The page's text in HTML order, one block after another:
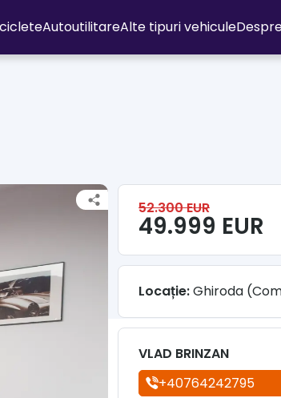
AutoutilitareAlte tipuri vehicule
52.300 EUR
49.999 EUR
Locație:Ghiroda
VLAD BRINZAN
+40764242795